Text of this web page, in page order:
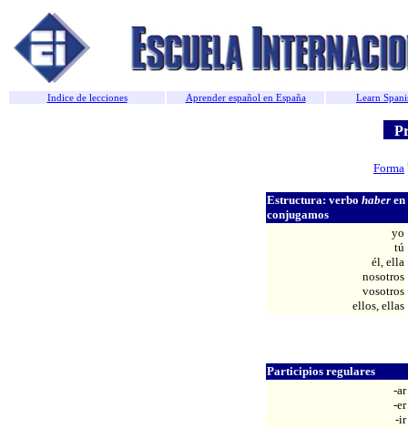
Indice de lecciones Aprender español en España Learn
Forma
Estructura: verbo haberen
conjugamos
yo
tú
él, ella
nosotros
vosotros
ellos, ellas
Participios regulares
-ar
-er
-ir